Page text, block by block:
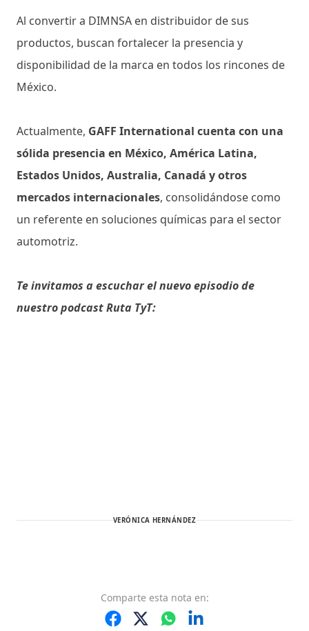
Al convertir a DIMNSA en distribuidor de sus
productos, buscan fortalecer la presencia y
disponibilidad de la marca en todos los rincones de
México.
Actualmente, GAFF International cuenta con una
sólida presencia en México, América Latina,
Estados Unidos, Australia, Canadá y otros
mercados internacionales, consolidándose como
un referente en soluciones químicas para el sector
automotriz.
Te invitamos a escuchar el nuevo episodio de
nuestro podcast Ruta TyT:
VERÓNICA HERNÁNDEZ
Comparte esta nota en: